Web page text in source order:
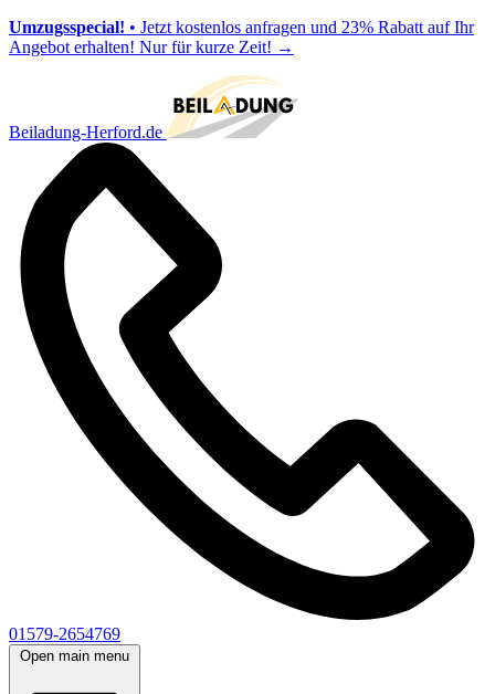
Umzugsspecial! • Jetzt kostenlos anfragen und 23% Rabatt auf Ihr
Angebot erhalten! Nur für kurze Zeit! →
Beiladung-Herford.de
01579-2654769
Open main menu